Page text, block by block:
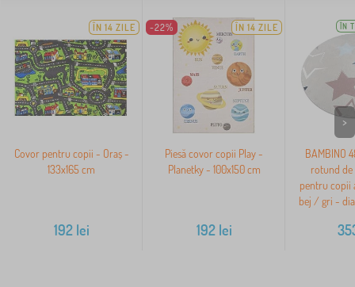
ÎN 14 ZILE
Covor pentru copii - Oraș -
133x165 cm
192lei
-22% ÎN 14 ZILE
Piesă covor copii Play -
Planetky - 100x150 cm
192lei
ÎN
BAMBINO
rotund de
pentru copii
bej / gri -
>